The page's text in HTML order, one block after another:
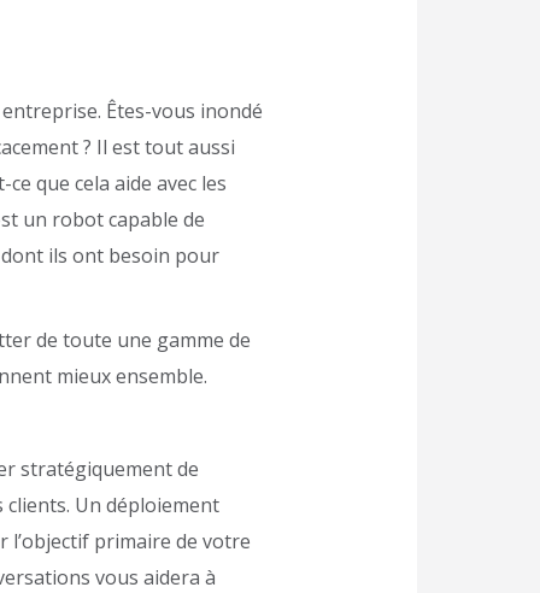
Êtes-vous inondé
? Il est tout aussi
que cela aide avec les
un robot capable de
ils ont besoin pour
de toute une gamme de
mieux ensemble.
stratégiquement de
clients. Un déploiement
l’objectif primaire de votre
vous aidera à